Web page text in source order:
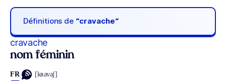
Définitions de “cravache“
cravache
nom féminin
FR [kʀavaʃ]